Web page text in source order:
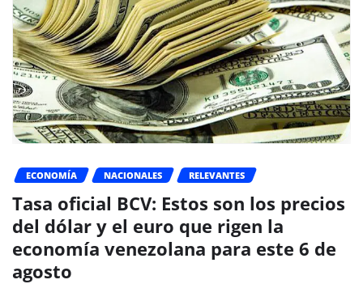
ECONOMÍA NACIONALES RELEVANTES
Tasa oficial BCV: Estos son los precios
del dólar y el euro que rigen la
economía venezolana para este 6 de
agosto